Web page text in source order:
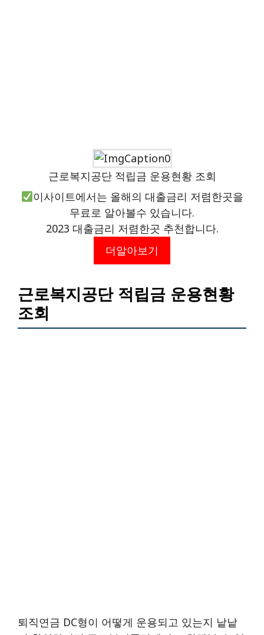
근로복지공단 적립금 운용현황 조회
이사이트에서는 올해의 대출금리 저렴한곳을
무료로 알아볼수 있습니다.
2023 대출금리 저렴한곳 추천합니다.
더알아보기
근로복지공단 적립금 운용현황
조회
퇴직연금 DC형이 어떻게 운용되고 있는지 낱낱